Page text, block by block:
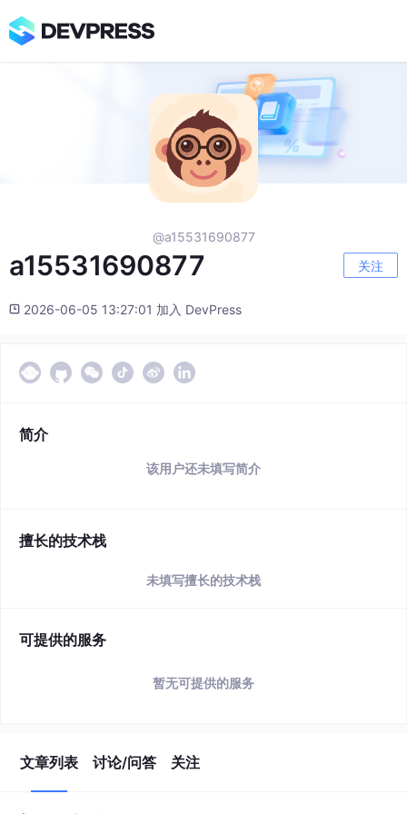
@a15531690877
a15531690877 关注
2026-06-05 13:27:01 加入 DevPress
简介
该用户还未填写简介
擅长的技术栈
未填写擅长的技术栈
可提供的服务
暂无可提供的服务
文章列表 讨论/问答 关注